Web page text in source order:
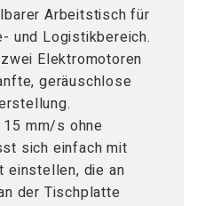
Arbeitstisch für
und Logistikbereich.
Elektromotoren
geräuschlose
mm/s ohne
sich einfach mit
einstellen, die an
der Tischplatte